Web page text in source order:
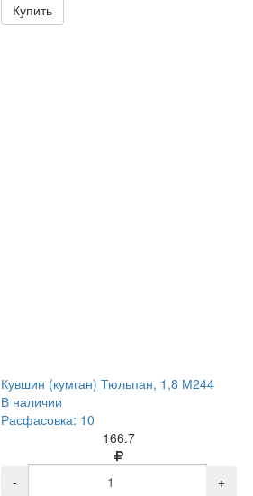
Купить
Кувшин (кумган) Тюльпан, 1,8 М244
В наличии
Расфасовка: 10
166.7
-
+